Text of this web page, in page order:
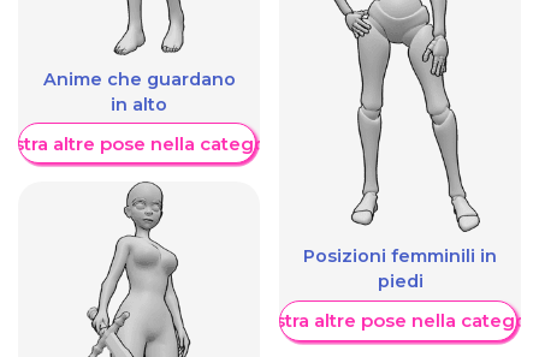
Anime che guardano
in alto
altre pose nella categoria
Posizioni femminili in
piedi
Mostra altre pose nella